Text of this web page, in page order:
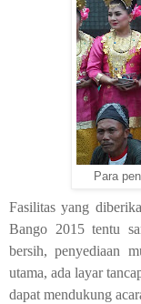
Para
Fasilitas yang
Bango 2015 tentu
bersih, penyediaan
utama, ada layar
dapat mendukung